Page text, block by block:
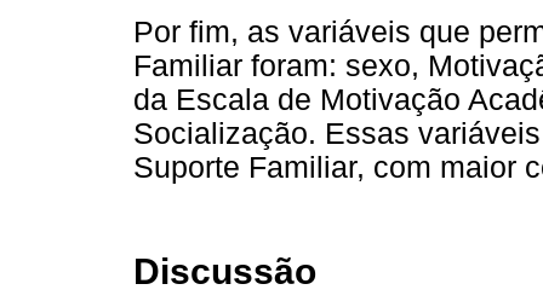
Por fim, as variáveis que
Familiar foram: sexo,
da Escala de Motivação
Socialização. Essas
Suporte Familiar, com maior
Discussão